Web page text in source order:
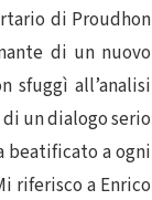
di Proudhon
di un nuovo
sfuggì all’analisi
un dialogo serio
beatificato a ogni
riferisco a Enrico